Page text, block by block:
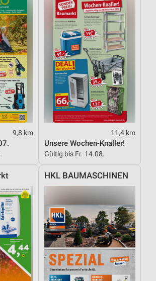
9,8 km 11,4 km
Unsere Wochen-Knaller!
Gültig bis Fr. 14.08.
HKL BAUMASCHINEN
Profilen zur Auswahl
zur Personalisierung
Profilen zur Auswahl
von Inhalten
durch Statistiken oder
Daten aus verschiedenen
Daten zur Auswahl von
Standortdaten
aktiv angeforderten